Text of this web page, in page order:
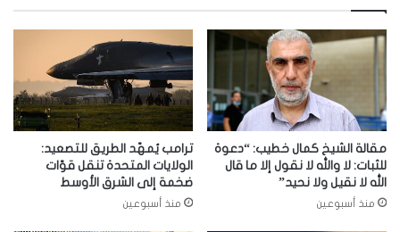
مقالة الشيخ كمال خطيب: “دعوة
للثبات: لا والله لا نقول إلا ما قال
الله لا نقيل ولا نحيد”
منذ أسبوعين
ترامب يُمهّد الطريق للتصعيد:
الولايات المتحدة تنقل قوّات
ضخمة إلى الشرق الأوسط
منذ أسبوعين